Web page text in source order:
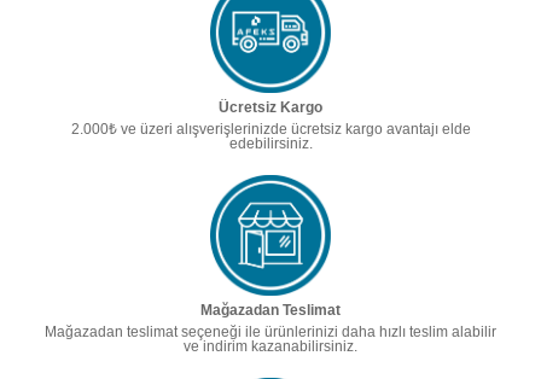
Ücretsiz Kargo
2.000₺ ve üzeri alışverişlerinizde ücretsiz kargo avantajı elde
edebilirsiniz.
Mağazadan Teslimat
Mağazadan teslimat seçeneği ile ürünlerinizi daha hızlı teslim alabilir
ve indirim kazanabilirsiniz.